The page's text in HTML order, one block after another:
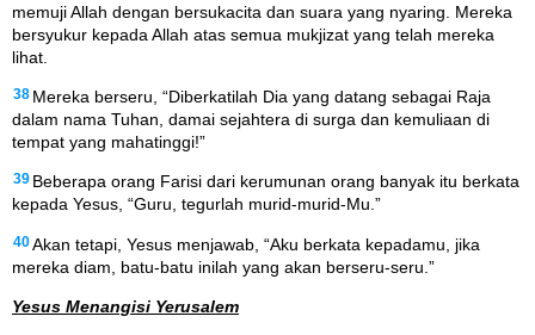
memuji Allah dengan bersukacita dan suara yang nyaring. Mereka
bersyukur kepada Allah atas semua mukjizat yang telah mereka
lihat.
38 Mereka berseru, “Diberkatilah Dia yang datang sebagai Raja
dalam nama Tuhan, damai sejahtera di surga dan kemuliaan di
tempat yang mahatinggi!”
39 Beberapa orang Farisi dari kerumunan orang banyak itu berkata
kepada Yesus, “Guru, tegurlah murid-murid-Mu.”
40Akan tetapi, Yesus menjawab, “Aku berkata kepadamu, jika
mereka diam, batu-batu inilah yang akan berseru-seru.”
Yesus Menangisi Yerusalem